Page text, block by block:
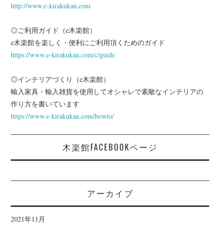
http://www.e-kirakukan.com
◎ご利用ガイド（e木楽館）
e木楽館を楽しく・便利にご利用頂くためのガイド
https://www.e-kirakukan.com/c/guide
◎インテリアづくり（e木楽館）
輸入家具・輸入雑貨を使用してオシャレで素敵なインテリアの
作り方を書いています
https://www.e-kirakukan.com/howto/
木楽館FACEBOOKページ
アーカイブ
2021年11月